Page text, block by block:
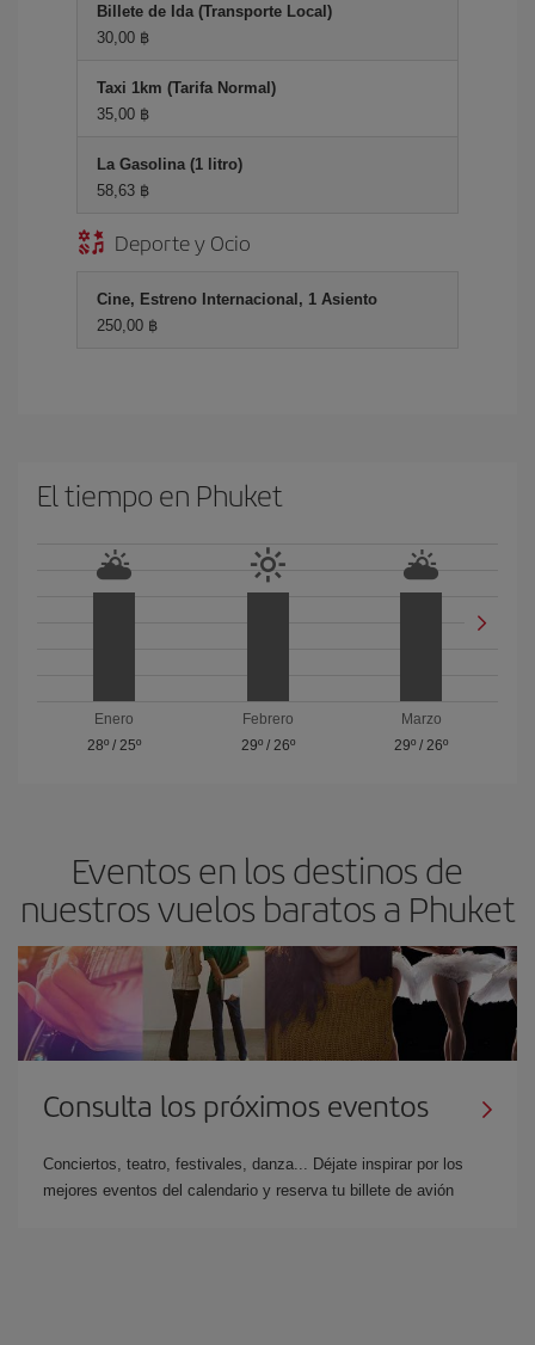
Billete de Ida (Transporte Local)
30,00 ฿
Taxi 1km (Tarifa Normal)
35,00 ฿
La Gasolina (1 litro)
58,63 ฿
Deporte y Ocio
Cine, Estreno Internacional, 1 Asiento
250,00 ฿
El tiempo en Phuket
Enero
28º/ 25º
Febrero
29º/ 26º
Marzo
29º /26º
Eventos en los destinos de
nuestros vuelos baratos a Phuket
Consulta los próximos eventos
Conciertos, teatro, festivales, danza... Déjate inspirar por los
mejores eventos del calendario y reserva tu billete de avión